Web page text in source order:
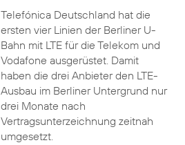
Telefónica Deutschland hat die
ersten vier Linien der Berliner U-
Bahn mit LTE für die Telekom und
Vodafone ausgerüstet. Damit
haben die drei Anbieter den LTE-
Ausbau im Berliner Untergrund nur
drei Monate nach
Vertragsunterzeichnung zeitnah
umgesetzt.